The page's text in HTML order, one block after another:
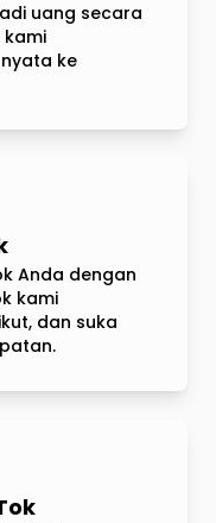
uang secara
kami
ke
Anda dengan
kami
dan suka